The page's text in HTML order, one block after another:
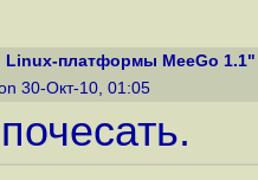
платформы MeeGo 1.1"
30-Окт-10, 01:05